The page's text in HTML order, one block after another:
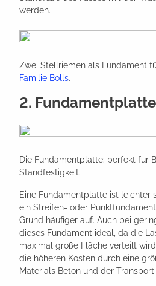
werden.
Zwei Stellriemen als Fundament
Familie Bolls.
2. Fundamentplatte
Die Fundamentplatte: perfekt für
Standfestigkeit.
Eine Fundamentplatte ist leichter
ein Streifen- oder
Grund häufiger auf. Auch bei
dieses Fundament ideal, da die
maximal große Fläche verteilt
die höheren Kosten durch eine
Materials Beton und der